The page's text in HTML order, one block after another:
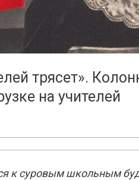
трясет».
на учителей
к суровым школьным